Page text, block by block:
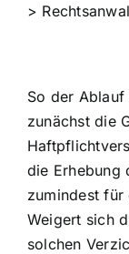
>
So der
zunächst die
die Erhebung
zumindest für
Weigert sich
solchen